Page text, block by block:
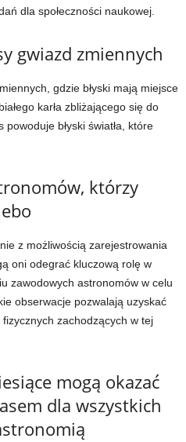
dla społeczności naukowej.
gwiazd zmiennych
gdzie błyski mają miejsce
karła zbliżającego się do
błyski światła, które
którzy
z możliwością zarejestrowania
oni odegrać kluczową rolę w
zawodowych astronomów w celu
obserwacje pozwalają uzyskać
zachodzących w tej
mogą okazać
dla wszystkich